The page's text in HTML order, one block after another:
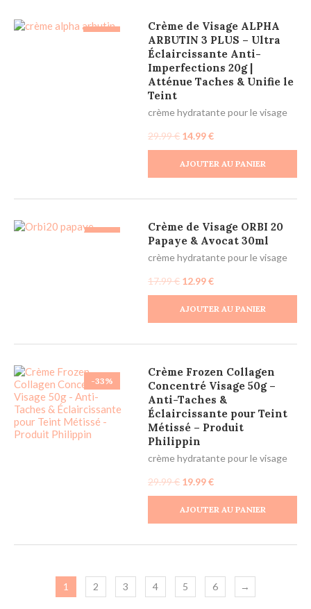
-50%
Crème de Visage ALPHA
ARBUTIN 3 PLUS – Ultra
Éclaircissante Anti-
Imperfections 20g |
Atténue Taches & Unifie le
Teint
crème hydratante pour le visage
29.99€ 14.99€
AJOUTER AU PANIER
-28%
Crème de Visage ORBI 20
Papaye & Avocat 30ml
crème hydratante pour le visage
17.99€ 12.99€
AJOUTER AU PANIER
-33%
Crème Frozen Collagen
Concentré Visage 50g –
Anti-Taches &
Éclaircissante pour Teint
Métissé – Produit
Philippin
crème hydratante pour le visage
29.99€ 19.99€
AJOUTER AU PANIER
1 2 3 4 5 6 →